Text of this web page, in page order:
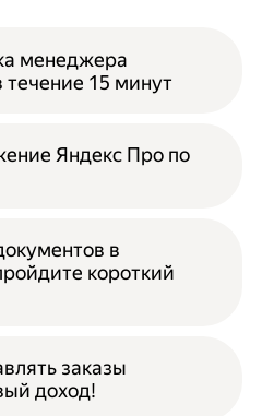
менеджера
15 минут
Яндекс Про по
в
короткий
заказы
доход!